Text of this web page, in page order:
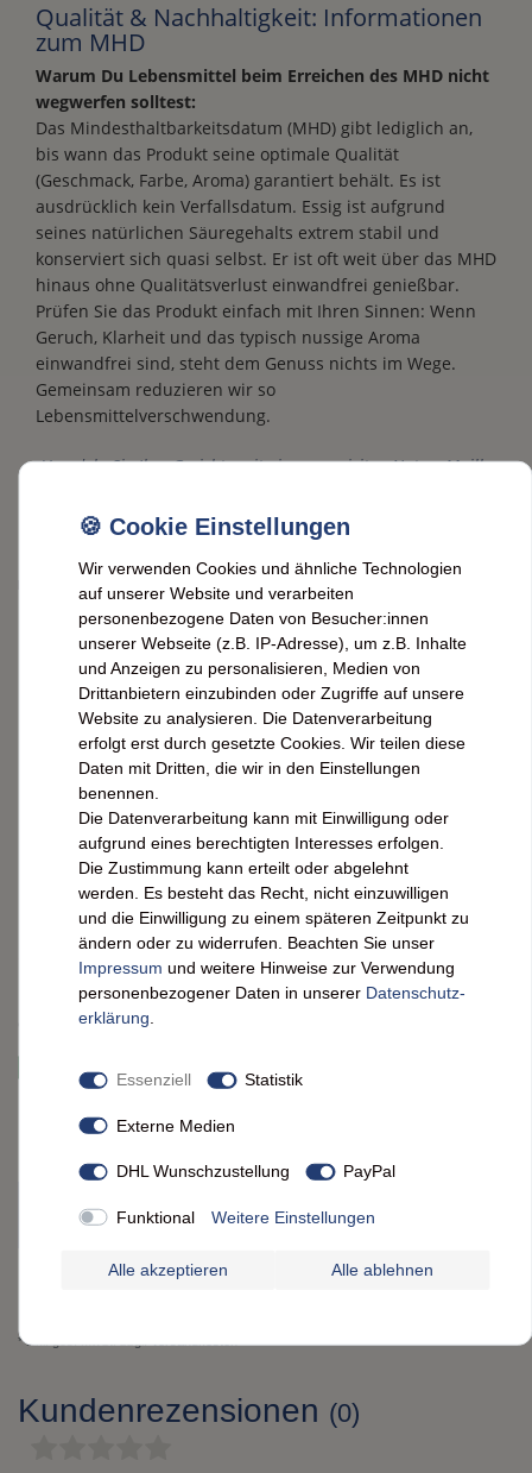
Qualität & Nachhaltigkeit: Informationen
zum MHD
Warum Du Lebensmittel beim Erreichen des MHD nicht
wegwerfen solltest:
Das Mindesthaltbarkeitsdatum (MHD) gibt lediglich an,
bis wann das Produkt seine optimale Qualität
(Geschmack, Farbe, Aroma) garantiert behält. Es ist
ausdrücklich kein Verfallsdatum. Essig ist aufgrund
seines natürlichen Säuregehalts extrem stabil und
konserviert sich quasi selbst. Er ist oft weit über das MHD
hinaus ohne Qualitätsverlust einwandfrei genießbar.
Prüfen Sie das Produkt einfach mit Ihren Sinnen: Wenn
Geruch, Klarheit und das typisch nussige Aroma
einwandfrei sind, steht dem Genuss nichts im Wege.
Gemeinsam reduzieren wir so
Lebensmittelverschwendung.
Veredeln Sie Ihre Gerichte mit einer exquisiten Note – Maille
Maille Walnuss Essig –
Französisches Gourmetaroma für
Salate und Saucen, 500 ml
Entdecken Sie den Maille Walnuss Essig: Ein feines
französisches Gourmetaroma, perfekt für Salate und
Saucen. Verleihen Sie Ihren Gerichten mit diesem
hochwertigen Essig eine besondere, nussige Note. Ideal
für anspruchsvolle Genießer. 500 ml Flasche.
5,79 EUR *
0,5l
Grundpreis11,58 € / l
sofort versandfertig. Lieferzeit ca. 2 Werktage
Artikelnummer:7001381
IN DEN WARENKORB
* inkl. ges. MwSt. zzgl.
Kundenrezensionen (0)
Wir verwenden Cookies und ähnliche Technologien
auf unserer Website und verarbeiten
personenbezogene Daten von Besucher:innen
unserer Webseite (z.B. IP-Adresse), um z.B. Inhalte
und Anzeigen zu personalisieren, Medien von
Drittanbietern einzubinden oder Zugriffe auf unsere
Website zu analysieren. Die Datenverarbeitung
erfolgt erst durch gesetzte Cookies. Wir teilen diese
Daten mit Dritten, die wir in den Einstellungen
benennen.
Die Datenverarbeitung kann mit Einwilligung oder
aufgrund eines berechtigten Interesses erfolgen.
Die Zustimmung kann erteilt oder abgelehnt
werden. Es besteht das Recht, nicht einzuwilligen
und die Einwilligung zu einem späteren Zeitpunkt zu
ändern oder zu widerrufen. Beachten Sie unser
Impressum und weitere Hinweise zur Verwendung
personenbezogener Daten in unserer Daten­schutz­
erklärung
Essenziell Statistik
Externe Medien
DHL Wunschzustellung PayPal
Funktional Weitere Einstellungen
Alle akzeptieren Alle ablehnen